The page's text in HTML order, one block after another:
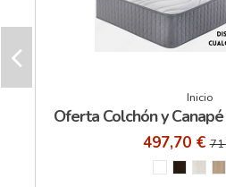
Inicio
Oferta Colchón y
497,70 €